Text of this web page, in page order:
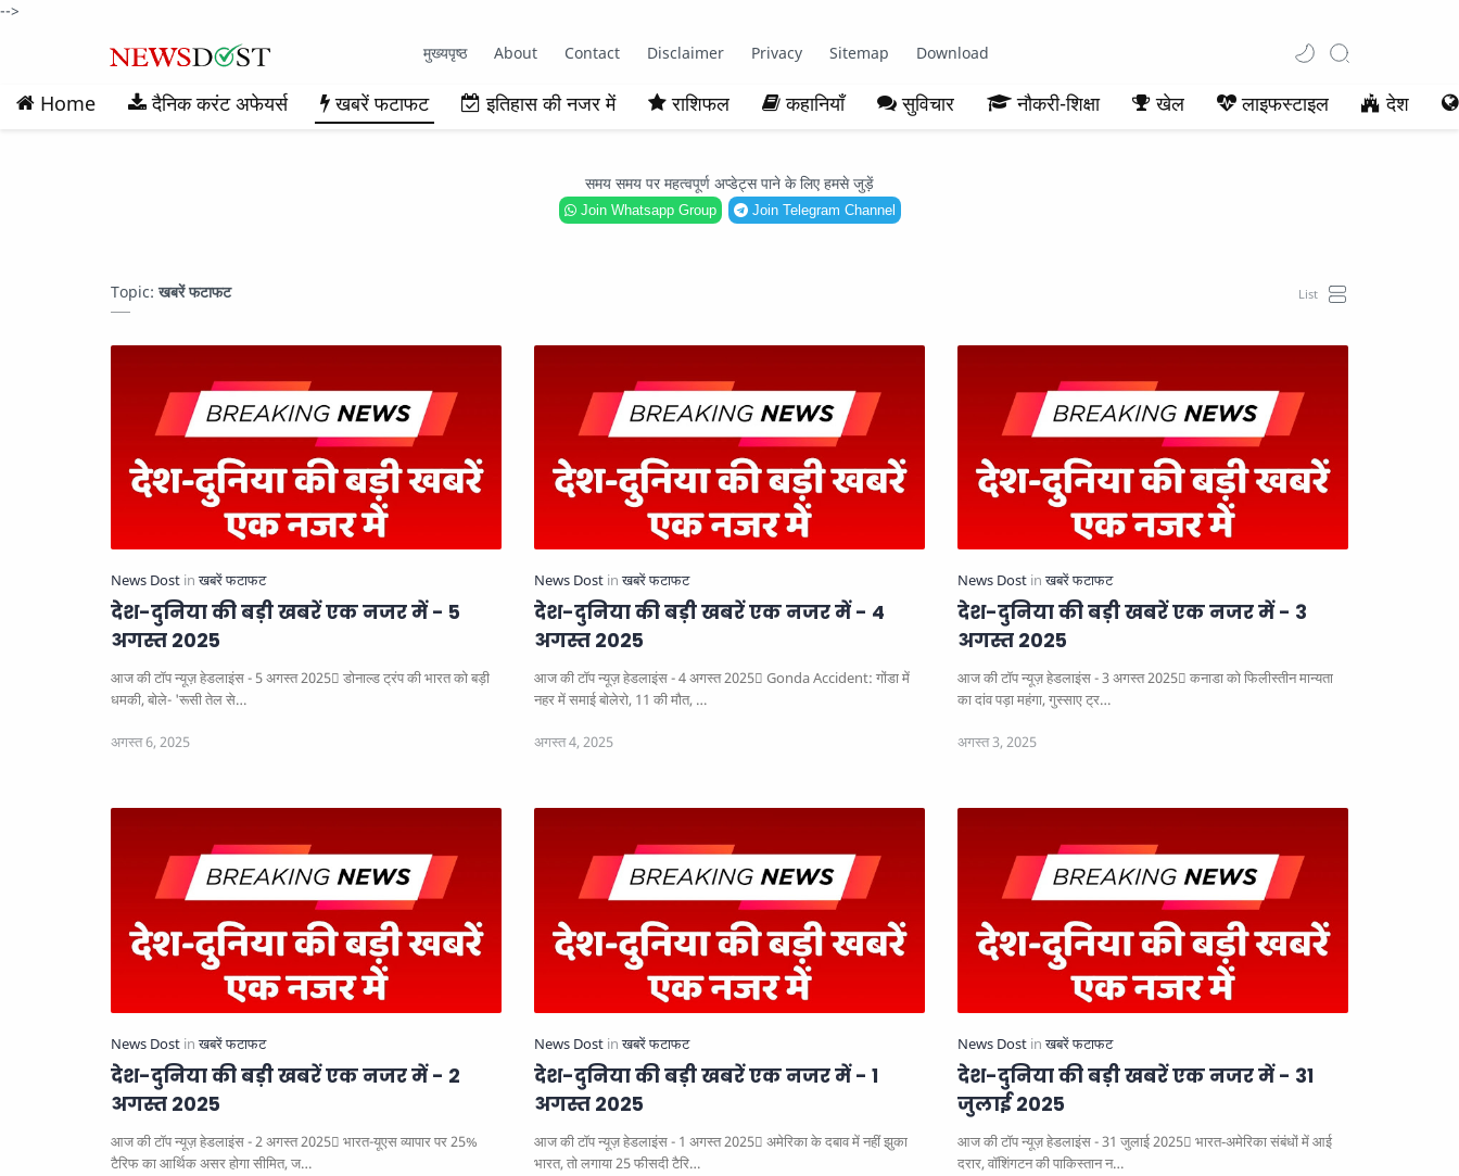
-->
मुख्यपृष्ठ About Contact Disclaimer Privacy Sitemap Download
Home दैनिक करंट अफेयर्स खबरें फटाफट इतिहास की नजर में राशिफल कहानियाँ सुविचार नौकरी-शिक्षा खेल लाइफस्टाइल देश
समय समय पर महत्वपूर्ण अप्डेट्स पाने के लिए हमसे जुड़ें
Join Whatsapp Group Join Telegram Channel
Topic:खबरें फटाफट
देश-दुनिया की बड़ी खबरें एक नजर में - 5
अगस्त 2025
आज की टॉप न्यूज़ हेडलाइंस - 5 अगस्त 2025
धमकी, बोले- 'रूसी तेल से…
देश-दुनिया की बड़ी खबरें एक नजर में - 4
अगस्त 2025
आज की टॉप न्यूज़ हेडलाइंस - 4 अगस्त 2025
नहर में समाई बोलेरो, 11 की मौत, …
देश-दुनिया की बड़ी खबरें एक नजर में - 3
अगस्त 2025
आज की टॉप न्यूज़ हेडलाइंस - 3 अगस्त 2025
का दांव पड़ा महंगा, गुस्साए ट्र…
देश-दुनिया की बड़ी खबरें एक नजर में - 2
अगस्त 2025
आज की टॉप न्यूज़ हेडलाइंस - 2 अगस्त 2025
टैरिफ का आर्थिक असर होगा सीमित, ज…
देश-दुनिया की बड़ी खबरें एक नजर में - 1
अगस्त 2025
आज की टॉप न्यूज़ हेडलाइंस - 1 अगस्त 2025
भारत, तो लगाया 25 फीसदी टैरि…
देश-दुनिया की बड़ी खबरें एक नजर में - 31
जुलाई 2025
आज की टॉप न्यूज़ हेडलाइंस - 31 जुलाई 2025
दरार, वॉशिंगटन की पाकिस्तान न…